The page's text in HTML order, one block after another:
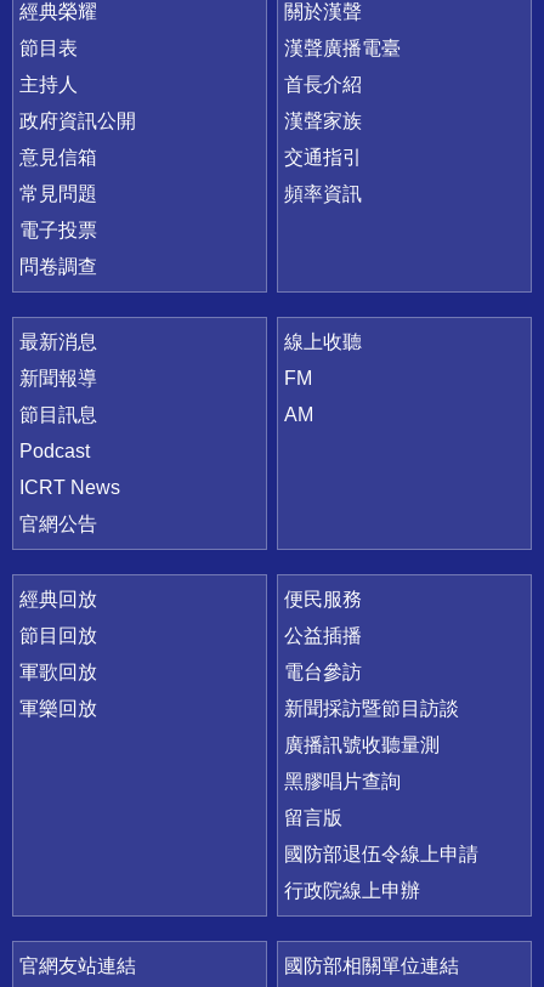
快速連結
經典榮耀
節目表
主持人
政府資訊公開
意見信箱
常見問題
電子投票
問卷調查
關於漢聲
漢聲廣播電臺
首長介紹
漢聲家族
交通指引
頻率資訊
最新消息
新聞報導
節目訊息
Podcast
ICRT News
官網公告
線上收聽
FM
AM
經典回放
節目回放
軍歌回放
軍樂回放
便民服務
公益插播
電台參訪
新聞採訪暨節目訪談
廣播訊號收聽量測
黑膠唱片查詢
留言版
國防部退伍令線上申請
行政院線上申辦
官網友站連結
國防部相關單位連結